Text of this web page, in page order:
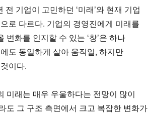
기업이 고민하던 ‘미래’와 현재 기업
로 다르다. 기업의 경영진에게 미래를
화를 인지할 수 있는 ‘창’은 하나
도 동일하게 살아 움직일, 하지만
이다.
미래는 매우 우울하다는 전망이 많이
도 그 구조 측면에서 크고 복잡한 변화가